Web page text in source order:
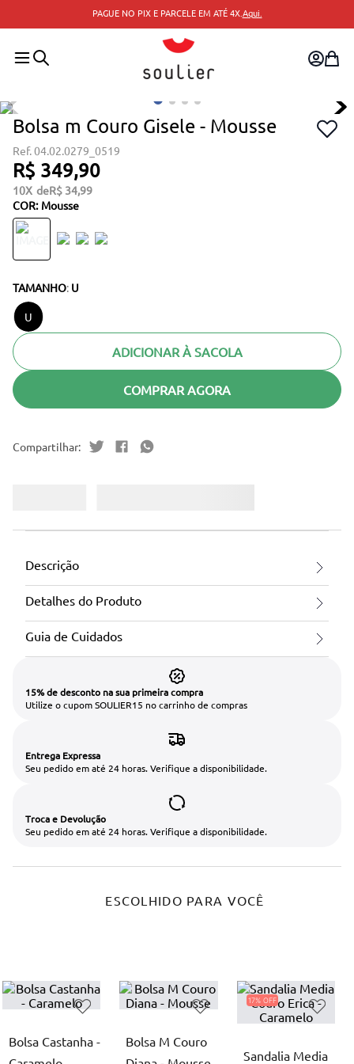
PAGUE NO PIX E PARCELE EM ATÉ 4X.Aqui.
Bolsa m Couro Gisele - Mousse
04.02.0279_0519
R$ 349,90
10 R$ 34,99
COR: Mousse
TAMANHO: U
U
ADICIONAR À SACOLA
COMPRAR AGORA
Descrição
Detalhes do Produto
Guia de Cuidados
15% de desconto na sua primeira compra
Utilize o cupom SOULIER15 no carrinho de compras
Entrega Expressa
Seu pedido em até 24 horas. Verifique a disponibilidade.
Troca e Devolução
Seu pedido em até 24 horas. Verifique a disponibilidade.
ESCOLHIDO PARA VOCÊ
Bolsa Castanha -
Bolsa M Couro
17%
Sandalia Media